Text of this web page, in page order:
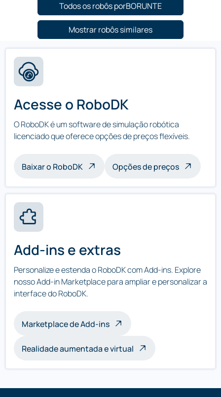
Todos os robôs porBORUNTE
Mostrar robôs similares
Acesse o RoboDK
O RoboDK é um software de simulação robótica
licenciado que oferece opções de preços flexíveis.
Baixar o RoboDK Opções de preços
Add-ins e extras
Personalize e estenda o RoboDK com Add-ins. Explore
nosso Add-in Marketplace para ampliar e personalizar a
interface do RoboDK.
Marketplace de Add-ins
Realidade aumentada e virtual